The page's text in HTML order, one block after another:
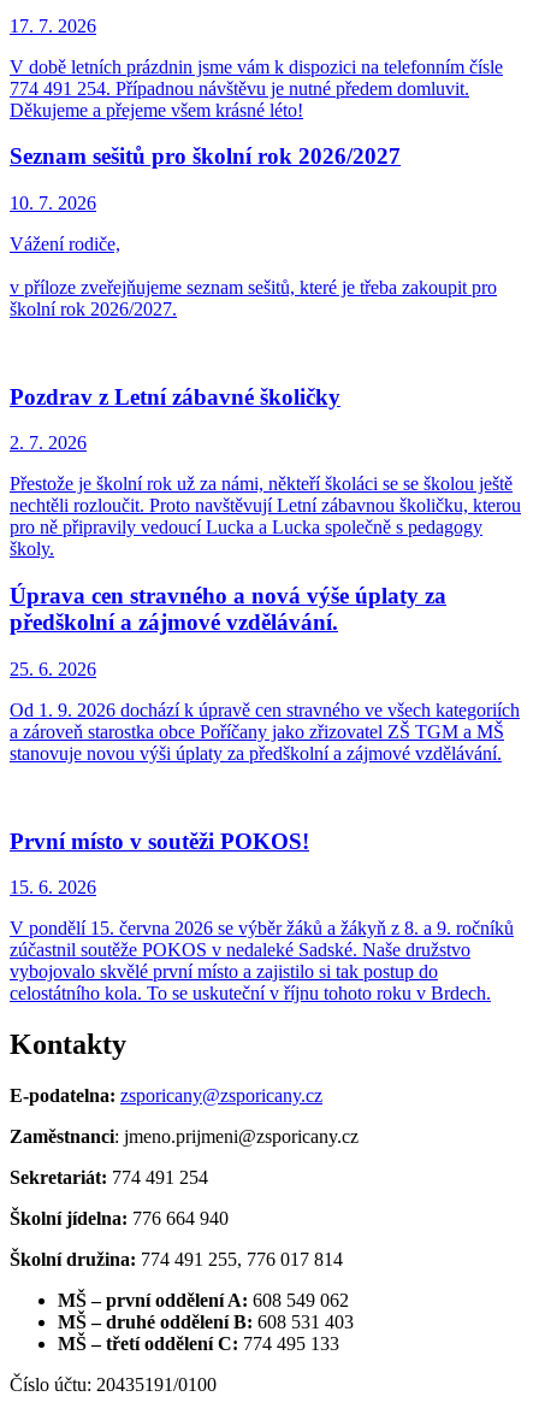
17. 7. 2026
V době letních prázdnin jsme vám k dispozici na telefonním čísle
774 491 254. Případnou návštěvu je nutné předem domluvit.
Děkujeme a přejeme všem krásné léto!
Seznam sešitů pro školní rok 2026/2027
10. 7. 2026
Vážení rodiče,
v příloze zveřejňujeme seznam sešitů, které je třeba zakoupit pro
školní rok 2026/2027.
Pozdrav z Letní zábavné školičky
2. 7. 2026
Přestože je školní rok už za námi, někteří školáci se se školou ještě
nechtěli rozloučit. Proto navštěvují Letní zábavnou školičku, kterou
pro ně připravily vedoucí Lucka a Lucka společně s pedagogy
školy.
Úprava cen stravného a nová výše úplaty za
předškolní a zájmové vzdělávání.
25. 6. 2026
Od 1. 9. 2026 dochází k úpravě cen stravného ve všech kategoriích
a zároveň starostka obce Poříčany jako zřizovatel ZŠ TGM a MŠ
stanovuje novou výši úplaty za předškolní a zájmové vzdělávání.
První místo v soutěži POKOS!
15. 6. 2026
V pondělí 15. června 2026 se výběr žáků a žákyň z 8. a 9. ročníků
zúčastnil soutěže POKOS v nedaleké Sadské. Naše družstvo
vybojovalo skvělé první místo a zajistilo si tak postup do
celostátního kola. To se uskuteční v říjnu tohoto roku v Brdech.
Kontakty
E-podatelna: zsporicany@zsporicany.cz
Zaměstnanci: jmeno.prijmeni@zsporicany.cz
Sekretariát: 774 491 254
Školní jídelna: 776 664 940
Školní družina: 774 491 255, 776 017 814
MŠ – první oddělení A: 608 549 062
MŠ – druhé oddělení B: 608 531 403
MŠ – třetí oddělení C: 774 495 133
Číslo účtu: 20435191/0100